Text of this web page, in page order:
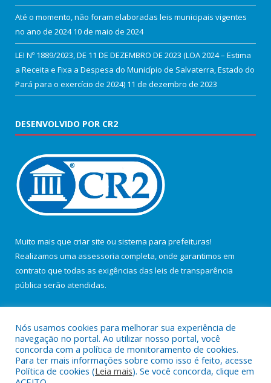
Até o momento, não foram elaboradas leis municipais vigentes
no ano de 2024 10 de maio de 2024
LEI Nº 1889/2023, DE 11 DE DEZEMBRO DE 2023 (LOA 2024 – Estima
a Receita e Fixa a Despesa do Município de Salvaterra, Estado do
Pará para o exercício de 2024) 11 de dezembro de 2023
DESENVOLVIDO POR CR2
Muito mais que criar site ou sistema para prefeituras!
Realizamos uma assessoria completa, onde garantimos em
contrato que todas as exigências das leis de transparência
pública serão atendidas.
Todos os direitos reservados a Câmara Municipal de Salvaterra.
Nós usamos cookies para melhorar sua experiência de
navegação no portal. Ao utilizar nosso portal, você
concorda com a política de monitoramento de cookies.
Para ter mais informações sobre como isso é feito, acesse
Política de cookies (Leia mais). Se você concorda, clique em